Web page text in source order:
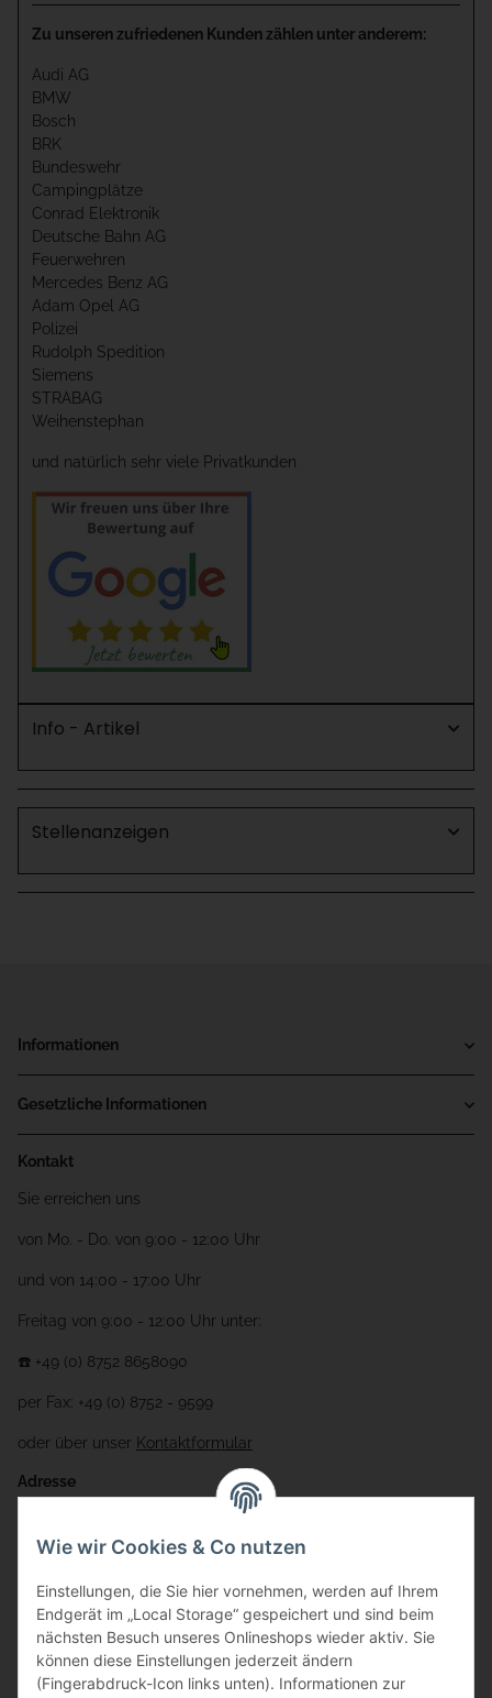
Zu unseren zufriedenen Kunden zählen unter anderem:
Audi AG
BMW
Bosch
BRK
Bundeswehr
Campingplätze
Conrad Elektronik
Deutsche Bahn AG
Feuerwehren
Mercedes Benz AG
Adam Opel AG
Polizei
Rudolph Spedition
Siemens
STRABAG
Weihenstephan
und natürlich sehr viele Privatkunden
Info - Artikel
Stellenanzeigen
Informationen
Gesetzliche Informationen
Kontakt
Sie erreichen uns
von Mo. - Do. von 9:00 - 12:00 Uhr
und von 14:00 - 17:00 Uhr
Freitag von 9:00 - 12:00 Uhr unter:
☎️ +49 (0) 8752 8658090
per Fax: +49 (0) 8752 - 9599
oder über unser Kontaktformular
Adresse
Gewerbering 17
84072 Au i.d. Hallertau
info@bauer-tore.de
Wie wir Cookies & Co nutzen
Einstellungen, die Sie hier vornehmen, werden auf Ihrem
Endgerät im „Local Storage“ gespeichert und sind beim
nächsten Besuch unseres Onlineshops wieder aktiv. Sie
können diese Einstellungen jederzeit ändern
(Fingerabdruck-Icon links unten). Informationen zur